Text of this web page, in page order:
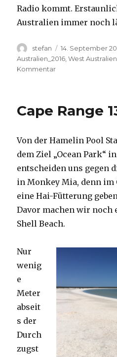
Radio kommt.
Australien immer noch
Autor
stefan
Veröffentlicht
am
14. September
Australien_2016 ,West Australien
Kommentarzu
Cape Range
Von der Hamelin Pool
dem Ziel „Ocean Park“
entscheiden uns gegen
in Monkey Mia, denn im
eine Hai-Fütterung
Davor machen wir noch
Shell Beach.
Nur
wenig
e
Meter
abseit
s der
Durch
zugst